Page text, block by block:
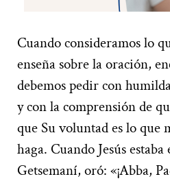
Cuando consideramos lo
enseña sobre la oración,
debemos pedir con
y con la comprensión de
que Su voluntad es lo que
haga. Cuando Jesús
Getsemaní, oró: «¡Abba,